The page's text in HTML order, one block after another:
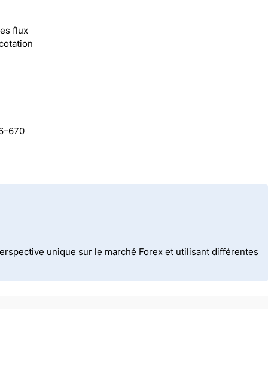
flux
unique sur le marché Forex et utilisant différentes